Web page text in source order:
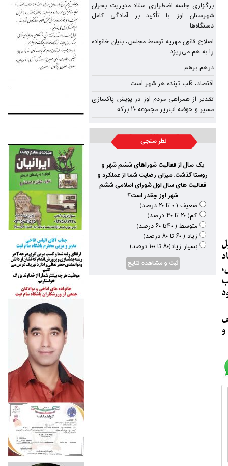
برگزاری جلسه اضطراری ستاد مدیریت بحران
شهرستان اوز با تأکید بر آمادگی کامل
دستگاه‌ها
اصلاح قانون مهریه توسط مجلس، بنیان خانواده
را به هم می‌ریزد
درهم برهم..
اقتصاد، قلب تپنده‌ هر شهر است
تقدیر از همراهی مردم اوز در پویش پاکسازی
مسیر و حوضه آب‌ریز مجموعه ۲۰ برکه
نظر سنجی
یک سال از فعالیت شوراهای ششم شهر و
روستا گذشت. میزان رضایت شما از عملکرد و
فعالیت های سال اول شورای اسلامی ششم
شهر اوز چقدر است؟
ضعیف ( ۰ تا ۲۰ درصد)
کم( ۲۰ تا ۴۰ درصد)
متوسط ( ۴۰تا ۶۰ درصد)
زیاد ( ۶۰ تا ۸۰ درصد)
بسیار زیاد(۸۰ تا ۱۰۰ درصد)